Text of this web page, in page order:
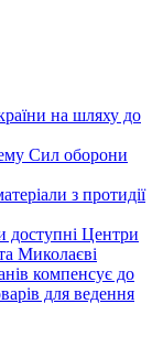
на шляху до
Сил оборони
з протидії
доступні Центри
Миколаєві
компенсує до
для ведення